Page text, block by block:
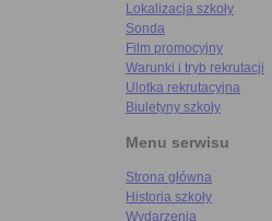
Lokalizacja szkoły
Sonda
Film promocyjny
Warunki i tryb rekrutacji
Ulotka rekrutacyjna
Biuletyny szkoły
Menu serwisu
Strona główna
Historia szkoły
Wydarzenia